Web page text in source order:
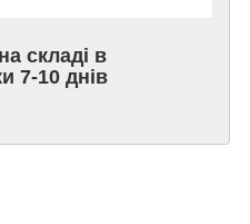
складі в
7-10 днів